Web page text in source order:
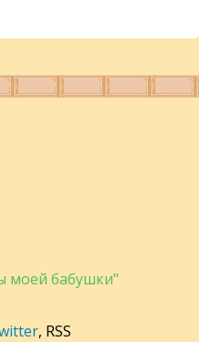
моей бабушки"
, RSS